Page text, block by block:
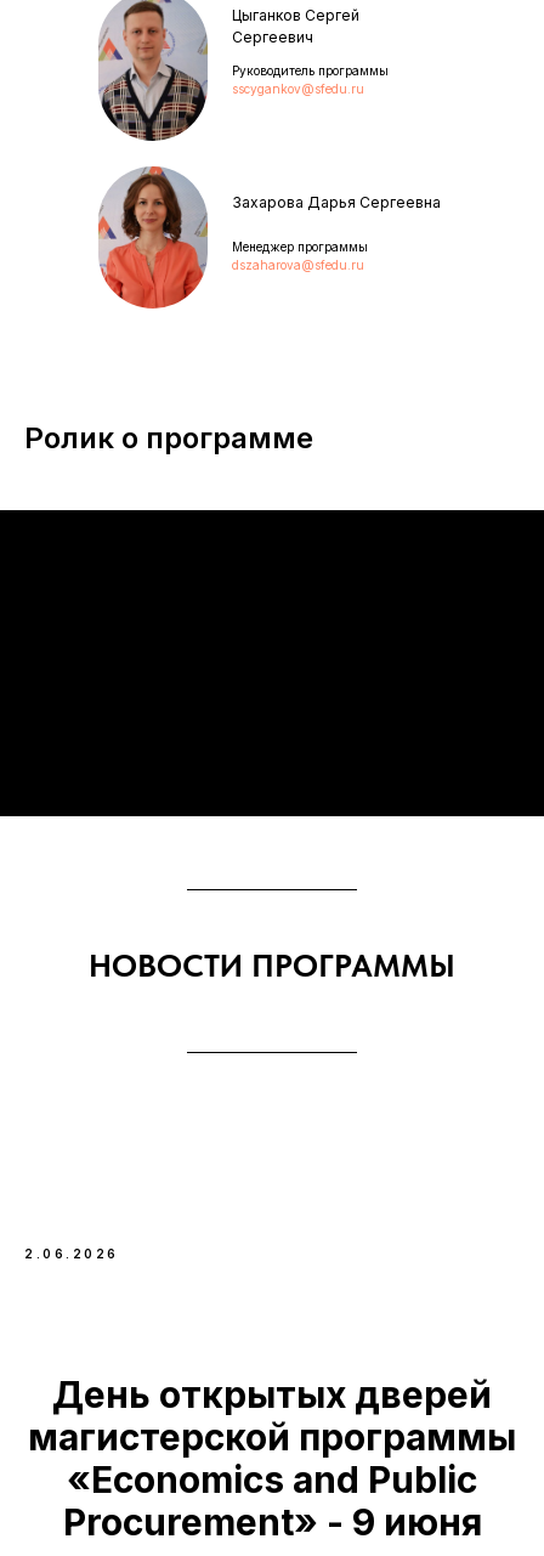
Менеджер программы
dszaharova@sfedu.ru
Захарова Дарья Сергеевна
Руководитель программы
sscygankov@sfedu.ru
Цыганков Сергей
Сергеевич
Ролик о программе
НОВОСТИ ПРОГРАММЫ
2.06.2026
День открытых дверей
магистерской программы
«Economics and Public
Procurement» - 9 июня